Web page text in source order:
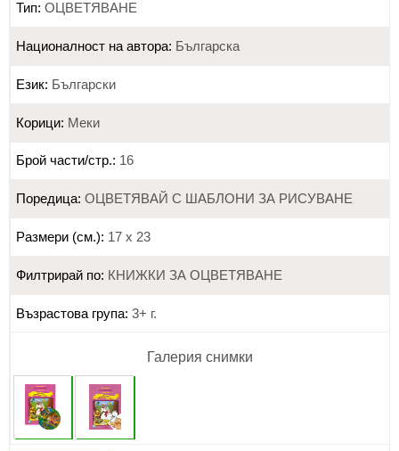
Тип: ОЦВЕТЯВАНЕ
Националност на автора: Българска
Език: Български
Корици: Меки
Брой части/стр.: 16
Поредица: ОЦВЕТЯВАЙ С ШАБЛОНИ ЗА РИСУВАНЕ
Размери (см.): 17 х 23
Филтрирай по: КНИЖКИ ЗА ОЦВЕТЯВАНЕ
Възрастова група: 3+ г.
Галерия снимки